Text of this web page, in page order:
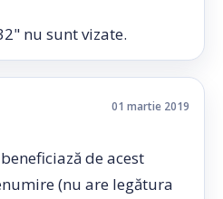
nu sunt vizate.
01 martie 2019
de acest
(nu are legătura